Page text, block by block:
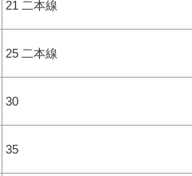
21 二本線
25 二本線
30
35